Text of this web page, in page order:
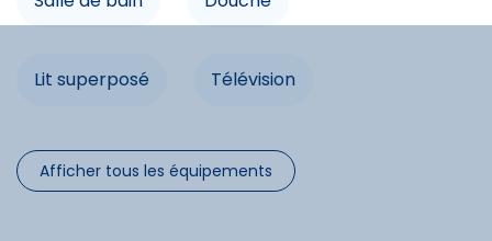
Lit superposé Télévision
Chauffage Service de ménage
Afficher tous les équipements
Espace non fumeurs